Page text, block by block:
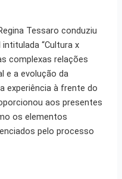
Tessaro conduziu
“Cultura x
complexas relações
e a evolução da
experiência à frente do
aos presentes
os elementos
pelo processo